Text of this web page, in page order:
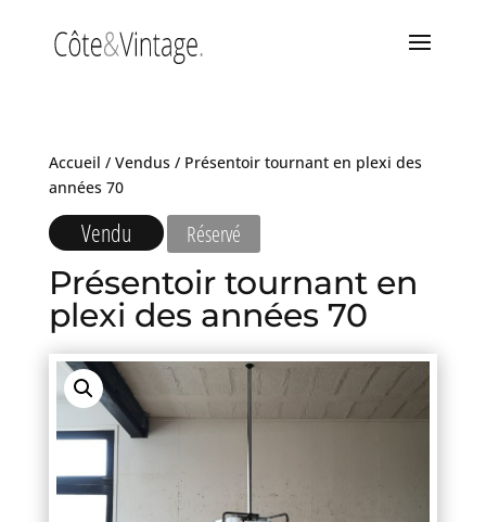
Accueil / Vendus/ Présentoir tournant en plexi des
années 70
Vendu Réservé
Présentoir tournant en
plexi des années 70